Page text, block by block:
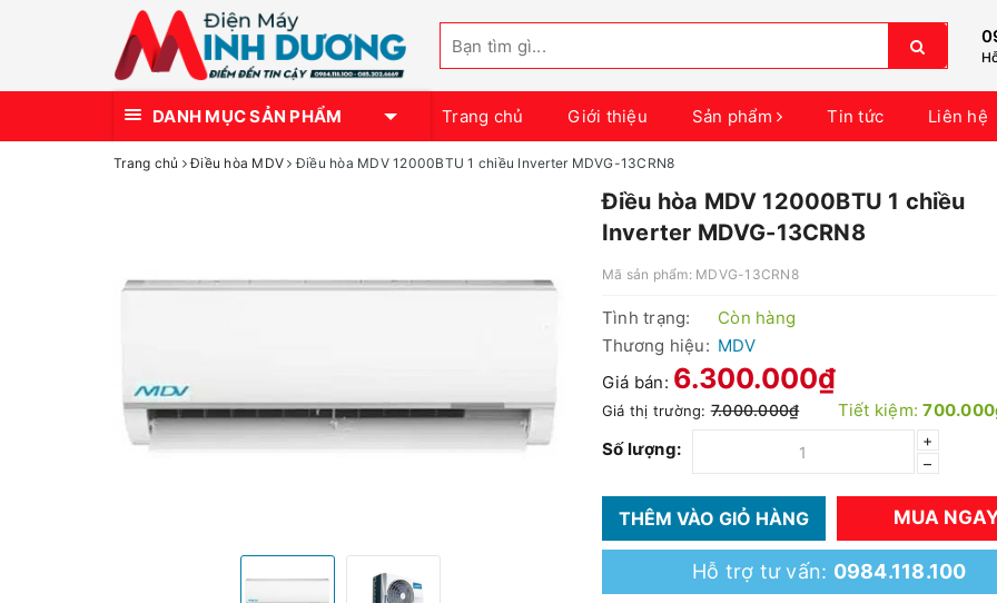
DANH MỤC SẢN PHẨM Trang chủ Giới thiệu Sản phẩm Tin tức Liên hệ
Trang chủ Điều hòa MDV Điều hòa MDV 12000BTU 1 chiều Inverter MDVG-13CRN8
Điều hòa MDV 12000BTU 1 chiều
Inverter MDVG-13CRN8
Mã sản phẩm: MDVG-13CRN8
Tình trạng:
Còn hàng
Thương hiệu: MDV
Giá bán: 6.300.000₫
Giá thị trường:7.000.000₫ Tiết kiệm:
Số lượng:
+
–
THÊM VÀO GIỎ HÀNG MUA
Hỗ trợ tư vấn: 0984.118.100